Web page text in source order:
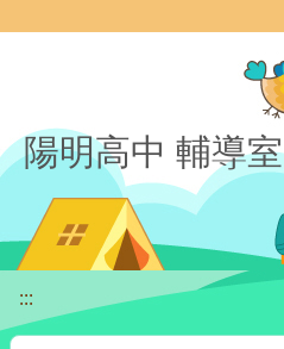
陽明高中 輔導室
:::